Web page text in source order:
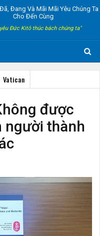
Đang Và Mãi Mãi Yêu Chúng Ta
Cho Đến Cùng
Đức Kitô thúc bách chúng ta"
Vatican
được
người thành